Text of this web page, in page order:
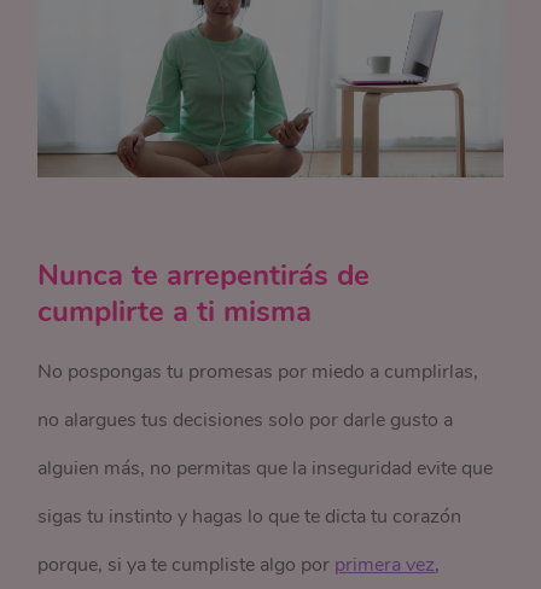
Nunca te arrepentirás de
cumplirte a ti misma
No pospongas tu promesas por miedo a cumplirlas,
no alargues tus decisiones solo por darle gusto a
alguien más, no permitas que la inseguridad evite que
sigas tu instinto y hagas lo que te dicta tu corazón
porque, si ya te cumpliste algo por primera vez,